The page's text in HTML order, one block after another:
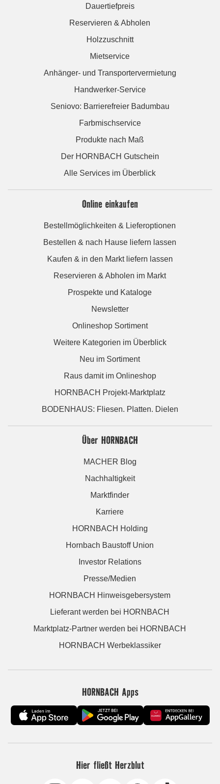
Dauertiefpreis
Reservieren & Abholen
Holzzuschnitt
Mietservice
Anhänger- und Transportervermietung
Handwerker-Service
Seniovo: Barrierefreier Badumbau
Farbmischservice
Produkte nach Maß
Der HORNBACH Gutschein
Alle Services im Überblick
Online einkaufen
Bestellmöglichkeiten & Lieferoptionen
Bestellen & nach Hause liefern lassen
Kaufen & in den Markt liefern lassen
Reservieren & Abholen im Markt
Prospekte und Kataloge
Newsletter
Onlineshop Sortiment
Weitere Kategorien im Überblick
Neu im Sortiment
Raus damit im Onlineshop
HORNBACH Projekt-Marktplatz
BODENHAUS: Fliesen. Platten. Dielen
Über HORNBACH
MACHER Blog
Nachhaltigkeit
Marktfinder
Karriere
HORNBACH Holding
Hornbach Baustoff Union
Investor Relations
Presse/Medien
HORNBACH Hinweisgebersystem
Lieferant werden bei HORNBACH
Marktplatz-Partner werden bei HORNBACH
HORNBACH Werbeklassiker
HORNBACH Apps
Hier fließt Herzblut